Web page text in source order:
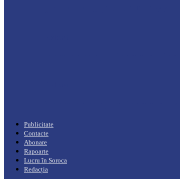
Publicitate
Contacte
Abonare
Rapoarte
Lucru în Soroca
Redacția